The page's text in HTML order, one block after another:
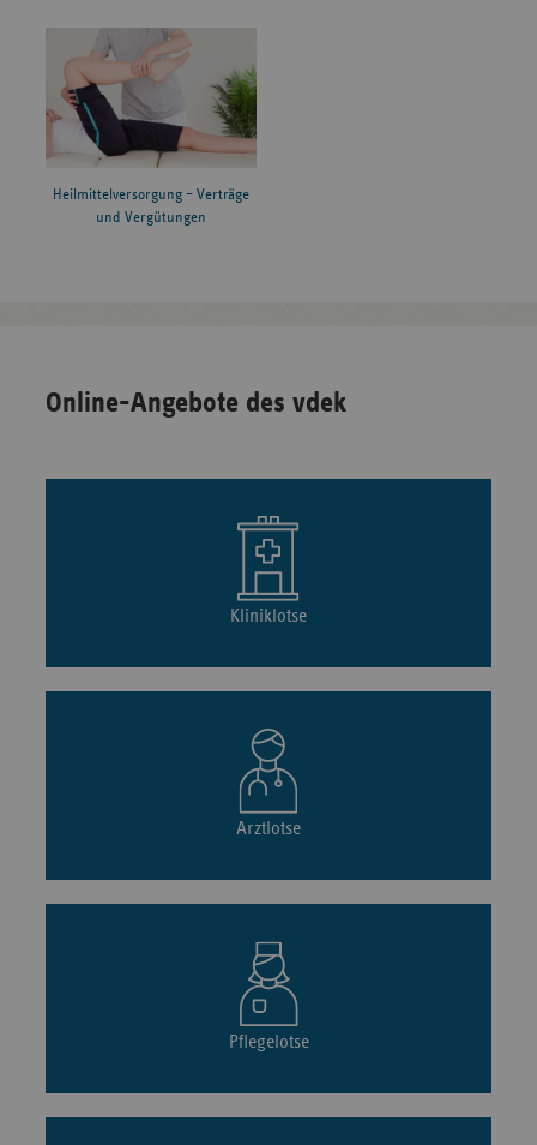
Heilmittelversorgung – Verträge
und Vergütungen
Online-Angebote des vdek
Kliniklotse
Arztlotse
Pflegelotse